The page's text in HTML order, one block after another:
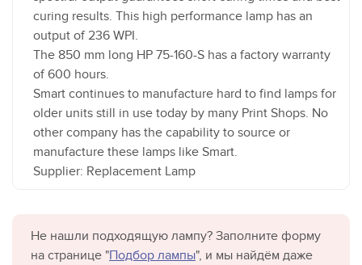
curing results. This high performance lamp has an
output of 236 WPI.
The 850 mm long HP 75-160-S has a factory warranty
of 600 hours.
Smart continues to manufacture hard to find lamps for
older units still in use today by many Print Shops. No
other company has the capability to source or
manufacture these lamps like Smart.
Supplier: Replacement Lamp
Не нашли подходящую лампу? Заполните форму
на странице "Подбор лампы", и мы найдём даже